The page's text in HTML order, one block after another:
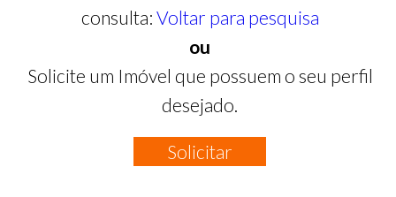
consulta: Voltar para pesquisa
ou
Solicite um Imóvel que possuem o seu perfil
desejado.
Solicitar